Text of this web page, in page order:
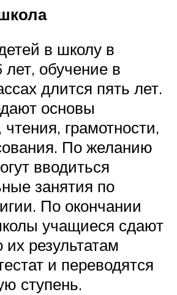
в школу в
лет, обучение в
длится пять лет.
основы
грамотности,
По желанию
вводиться
занятия по
По окончании
учащиеся сдают
результатам
и переводятся
ступень.